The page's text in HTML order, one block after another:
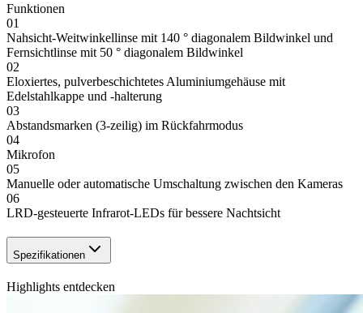
Funktionen
01
Nahsicht-Weitwinkellinse mit 140 ° diagonalem Bildwinkel und
Fernsichtlinse mit 50 ° diagonalem Bildwinkel
02
Eloxiertes, pulverbeschichtetes Aluminiumgehäuse mit
Edelstahlkappe und -halterung
03
Abstandsmarken (3-zeilig) im Rückfahrmodus
04
Mikrofon
05
Manuelle oder automatische Umschaltung zwischen den Kameras
06
LRD-gesteuerte Infrarot-LEDs für bessere Nachtsicht
Spezifikationen
Highlights entdecken